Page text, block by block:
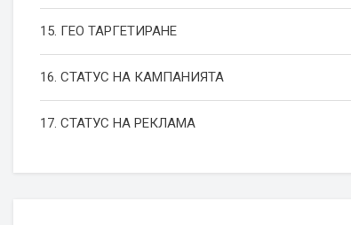
15. ГЕО ТАРГЕТИРАНЕ
16. СТАТУС НА КАМПАНИЯТА
17. СТАТУС НА РЕКЛАМА